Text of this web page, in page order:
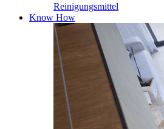
Reinigungsmittel
Know How